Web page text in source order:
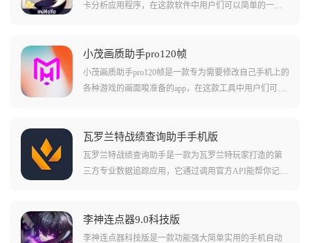
卡分析应用程序，在这款软件中用户们可以简单的一键
保底预测，抽卡期望预测等多种功能，让您在抽卡的过
程中不会踩坑或者发生意外！软件还会列出一些其他玩
家抽卡的记录供玩家们观察评估！
小茂画质助手pro120帧
小茂画质助手pro120帧是一款专为需要修改自己手机上的
各种游戏的画面唆准备的app，在这款工具中用户们可以
清晰度，都能够通过这款app简单的进行调节！在这款游
戏中还支持用户们对手机亮度这些外在的硬件设置做出
设置，让您的游戏在各种环境下看上去效果更好！
瓦罗兰特战绩查询助手手机版
瓦罗兰特战绩查询助手是一款为瓦罗兰特玩家打造的第
三方专业数据追踪应用，它通过调用官方API能帮你记录
想复盘自己为何红温，还是想研究全球大神的上分套
路，都能用最直观的数据告诉你答案。
李神连点器9.0科技版
李神连点器科技版是一款功能强大简单实用的手机自动